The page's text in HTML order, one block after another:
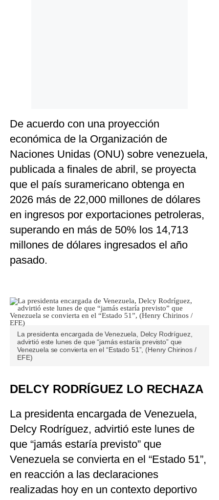
De acuerdo con una proyección
económica de la Organización de
Naciones Unidas (ONU) sobre venezuela,
publicada a finales de abril, se proyecta
que el país suramericano obtenga en
2026 más de 22,000 millones de dólares
en ingresos por exportaciones petroleras,
superando en más de 50% los 14,713
millones de dólares ingresados el año
pasado.
La presidenta encargada de Venezuela, Delcy Rodríguez,
advirtió este lunes de que “jamás estaría previsto” que
Venezuela se convierta en el “Estado 51”, (Henry Chirinos /
EFE)
DELCY RODRÍGUEZ LO RECHAZA
La presidenta encargada de Venezuela,
Delcy Rodríguez, advirtió este lunes de
que “jamás estaría previsto” que
Venezuela se convierta en el “Estado 51”,
en reacción a las declaraciones
realizadas hoy en un contexto deportivo